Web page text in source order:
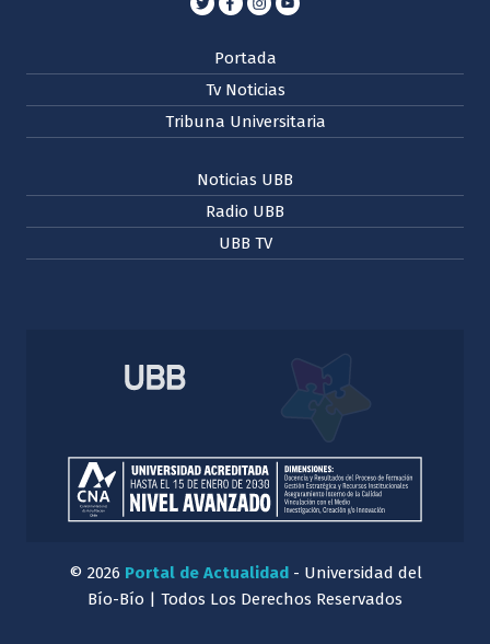
Portada
Tv Noticias
Tribuna Universitaria
Noticias UBB
Radio UBB
UBB TV
© 2026 Portal de Actualidad- Universidad del
Bío-Bío | Todos Los Derechos Reservados